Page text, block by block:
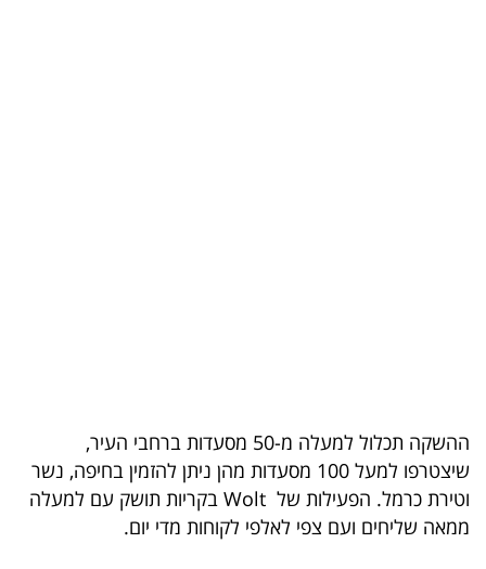
המילון
הכלכלי
פודקאסט
ההשקה תכלול למעלה מ-50 מסעדות ברחבי העיר,
שיצטרפו למעל 100 מסעדות מהן ניתן להזמין בחיפה, נשר
וטירת כרמל. הפעילות של Wolt בקריות תושק עם למעלה
ממאה שליחים ועם צפי לאלפי לקוחות מדי יום.